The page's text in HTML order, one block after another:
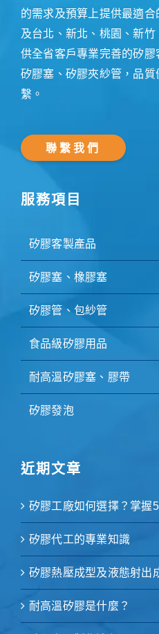
的需求及預算上提供最適
及台北、新北、桃園、新
供全省客戶專業完善的矽
矽膠塞、矽膠夾紗管，品
繫。
聯繫我們
服務項目
矽膠客製產品
矽膠塞、橡膠塞
矽膠管、包紗管
食品級矽膠用品
耐高溫矽膠塞、膠帶
矽膠發泡
近期文章
矽膠工廠如何選擇？掌握5
矽膠代工的專業知識
矽膠熱壓成型及液態射出
耐高溫矽膠是什麼？